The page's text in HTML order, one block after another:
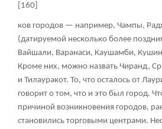
[160]
ков городов — например, Чампы,
(датируемой несколько более
Вайшали, Варанаси, Каушамби,
Кроме них, можно назвать Чиранд,
и Тилауракот. То, что осталось от
говорит о том, что и это был город.
причиной возникновения городов,
становились торговыми центрами.